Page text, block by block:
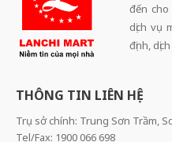
đến
dịch vụ
định,
THÔNG TIN LIÊN HỆ
Trụ sở chính: Trung Sơn Trầm,
Tel/Fax: 1900 066 698